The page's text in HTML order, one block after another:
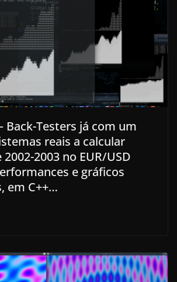
Back-Testers já com um
reais a calcular
2003 no EUR/USD
e gráficos
em C++…